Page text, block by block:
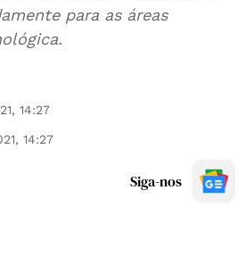
para as áreas
14:27
14:27
Siga-nos